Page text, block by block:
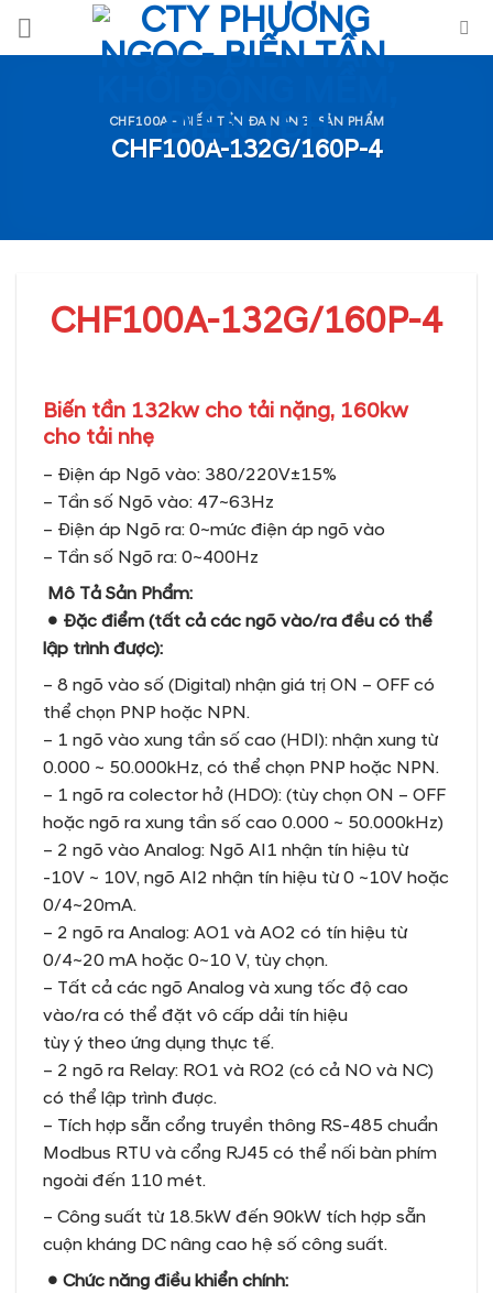
CHF100A - BIẾN TẦN ĐA NĂNG SẢN PHẨM
CHF100A-132G/160P-4
CHF100A-132G/160P-4
Biến tần 132kw cho tải nặng, 160kw
cho tải nhẹ
– Điện áp Ngõ vào: 380/220V±15%
– Tần số Ngõ vào: 47~63Hz
– Điện áp Ngõ ra: 0~mức điện áp ngõ vào
– Tần số Ngõ ra: 0~400Hz
Mô Tả Sản Phẩm:
● Đặc điểm (tất cả các ngõ vào/ra đều có thể
lập trình được):
– 8 ngõ vào số (Digital) nhận giá trị ON – OFF có
thể chọn PNP hoặc NPN.
– 1 ngõ vào xung tần số cao (HDI): nhận xung từ
0.000 ~ 50.000kHz, có thể chọn PNP hoặc NPN.
– 1 ngõ ra colector hở (HDO): (tùy chọn ON – OFF
hoặc ngõ ra xung tần số cao 0.000 ~ 50.000kHz)
– 2 ngõ vào Analog: Ngõ AI1 nhận tín hiệu từ
-10V ~ 10V, ngõ AI2 nhận tín hiệu từ 0 ~10V hoặc
0/4~20mA.
– 2 ngõ ra Analog: AO1 và AO2 có tín hiệu từ
0/4~20 mA hoặc 0~10 V, tùy chọn.
– Tất cả các ngõ Analog và xung tốc độ cao
vào/ra có thể đặt vô cấp dải tín hiệu
tùy ý theo ứng dụng thực tế.
– 2 ngõ ra Relay: RO1 và RO2 (có cả NO và NC)
có thể lập trình được.
– Tích hợp sẵn cổng truyền thông RS-485 chuẩn
Modbus RTU và cổng RJ45 có thể nối bàn phím
ngoài đến 110 mét.
– Công suất từ 18.5kW đến 90kW tích hợp sẵn
cuộn kháng DC nâng cao hệ số công suất.
● Chức năng điều khiển chính: